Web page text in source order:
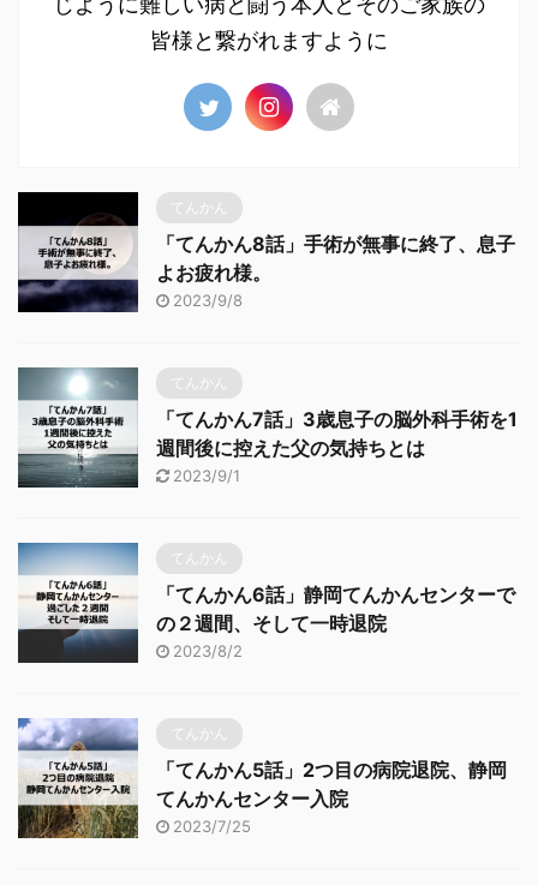
皆様と繋がれますように
てんかん
「てんかん8話」手術が無事に終了、息子
よお疲れ様。
2023/9/8
てんかん
「てんかん7話」3歳息子の脳外科手術を1
週間後に控えた父の気持ちとは
2023/9/1
てんかん
「てんかん6話」静岡てんかんセンターで
の２週間、そして一時退院
2023/8/2
てんかん
「てんかん5話」2つ目の病院退院、静岡
てんかんセンター入院
2023/7/25